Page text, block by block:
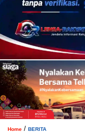
Home / BERITA